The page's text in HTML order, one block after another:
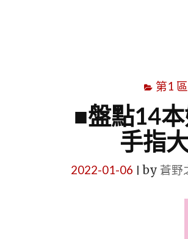
第1
■盤點14
手指
2022-01-06 by 蒼野